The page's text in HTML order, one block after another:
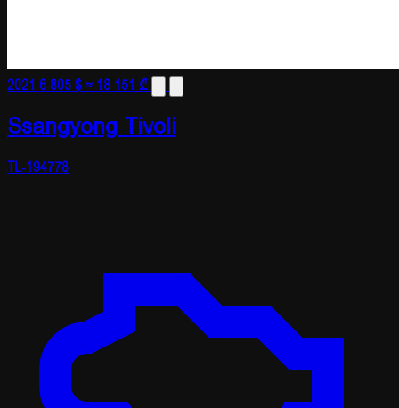
2021 6 805 $≈ 18 151 ₾
Ssangyong Tivoli
TL-194778